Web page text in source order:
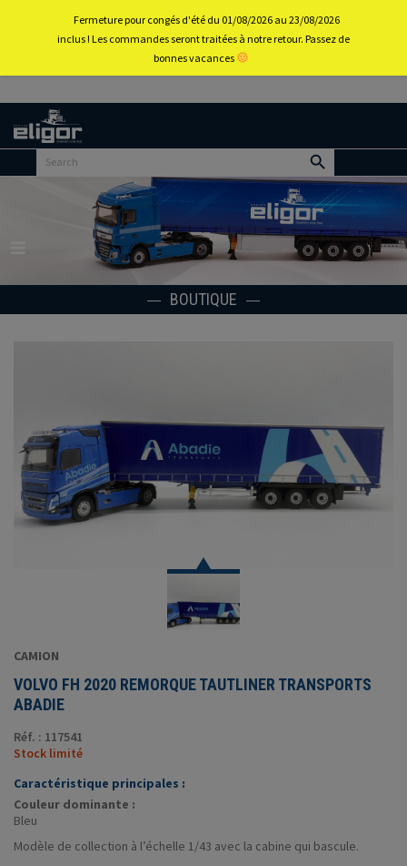
Retour
BOUTIQUE
CAMION
VOLVO FH 2020 REMORQUE TAUTLINER TRANSPORTS
ABADIE
Réf. : 117541
Stock limité
Caractéristique principales :
Couleur dominante :
Bleu
Modèle de collection à l’échelle 1/43 avec la cabine qui bascule.
Fermeture pour congés d'été du 01/08/2026 au 23/08/2026
inclus ! Les commandes seront traitées à notre retour. Passez de
bonnes vacances